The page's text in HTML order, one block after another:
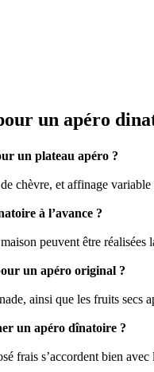
un apéro
un plateau apéro ?
chèvre, et affinage
à l’avance ?
peuvent être réalisées
un apéro original ?
ainsi que les fruits secs
un apéro dînatoire ?
frais s’accordent bien avec